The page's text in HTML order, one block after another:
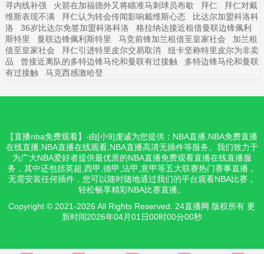
寻内线补强
火箭在加福德外又将瞄准马刺球员布歇 拜仁
拜仁对戴
维斯表现不满
拜仁认为转会传闻影响戴维斯心态
比达尔加盟科洛科
洛
36岁比达尔免签加盟科洛科洛
格拉纳达接近租借曼联边锋佩利
斯特里
曼联边锋佩利斯特里 马竞前锋加兰租借至皇家社会
加兰租
借至皇家社会
拜仁引进特里皮尔交易取消
纽卡坚称特里皮尔为非卖
品
曾接近离队的多特边锋马伦和曼联有过接触
多特边锋马伦和曼联
有过接触
马克西感激哈登
【直播nba免费观看】-由[小9]虔诚为您提供：NBA直播,NBA免费直播
在线直播,NBA直播在线观看,NBA直播高清无插件等服务。我们致力于
为广大NBA爱好者提供最优质的NBA直播免费观看直播在线直播服
务，其中还包括英超,西甲,德甲,法甲,意甲等五大联赛热门赛事直播，
无需安装任何插件，您可以随时随地通过我们的平台观看NBA比赛，
轻松畅享精彩NBA比赛直播。
Copyright © 2021-2026 All Rights Reserved. 24直播网 版权所有 更
新时间2026年04月01日00时00分00秒